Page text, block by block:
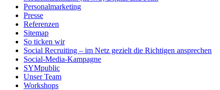
Personalmarketing
Presse
Referenzen
Sitemap
So ticken wir
Social Recruiting – im Netz gezielt die Richtigen ansprechen
Social-Media-Kampagne
SYMpublic
Unser Team
Workshops